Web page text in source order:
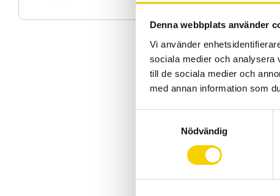
Denna webbplats använder
Vi använder
sociala medier och analysera
till de sociala medier och
med annan information som
Nödvändig